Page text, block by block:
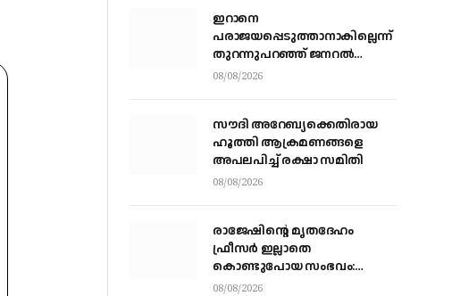
ഇറാനെ
പരാജയപ്പെടുത്താനാകില്ലെന്ന്
തുറന്നുപറഞ്ഞ് ജനറല്‍
കെയ്ന്‍; യുദ്ധത്തില്‍ നിന്ന്
08/08/2026
സൗദി അറേബ്യക്കെതിരായ
ഹൂത്തി ആക്രമണങ്ങളെ
അപലപിച്ച് രക്ഷാ സമിതി
08/08/2026
രാജേഷിന്റെ മൃതദേഹം
ഫ്രീസർ ഇല്ലാതെ
കൊണ്ടുപോയ സംഭവം:
പയ്യന്നൂർ തഹസിൽദാറിനെ
08/08/2026